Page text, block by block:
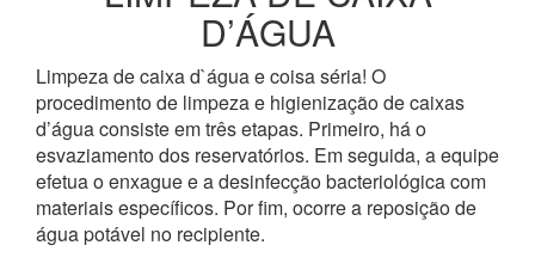
D’ÁGUA
Limpeza de caixa d`água e coisa séria! O
procedimento de limpeza e higienização de caixas
d’água consiste em três etapas. Primeiro, há o
esvaziamento dos reservatórios. Em seguida, a equipe
efetua o enxague e a desinfecção bacteriológica com
materiais específicos. Por fim, ocorre a reposição de
água potável no recipiente.